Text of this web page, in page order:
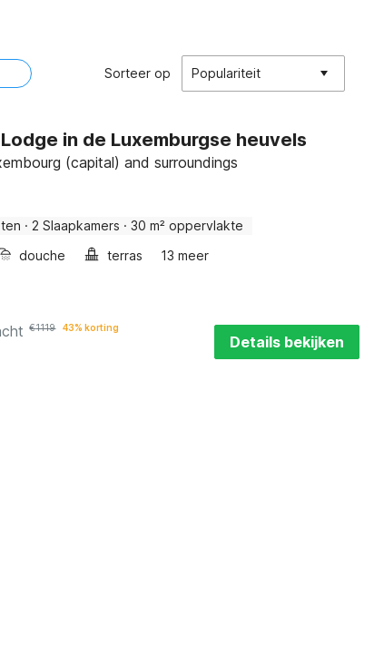
Sorteer op Populariteit
in de Luxemburgse heuvels
(capital) and surroundings
· 2 Slaapkamers · 30 m² oppervlakte
douche terras 13 meer
€1119 43% korting
Details bekijken